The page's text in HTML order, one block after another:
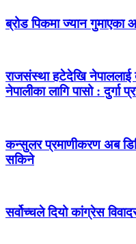
ब्रोड पिकमा ज्यान गुमाएका
राजसंस्था हटेदेखि नेपाललाई
नेपालीका लागि पासो : दुर्गा
कन्सुलर प्रमाणीकरण अब
सकिने
सर्वोच्चले दियो कांग्रेस